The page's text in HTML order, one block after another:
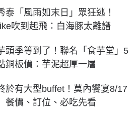
泰「風雨如末日」眾狂逃！
吹到起飛：白海豚太離譜
頭季等到了！聯名「食芋堂」5
銅板價：芋泥超厚一層
於有大型buffet！莫內饗宴8/17
價、訂位、必吃先看